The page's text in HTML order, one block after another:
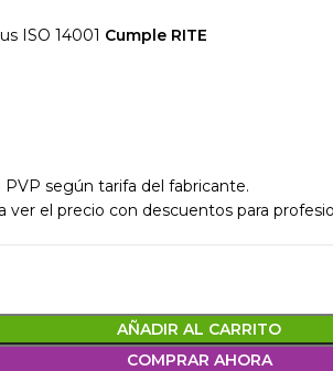
ISO 14001 Cumple RITE
según tarifa del fabricante.
ver el precio con descuentos para
AÑADIR AL CARRITO
COMPRAR AHORA